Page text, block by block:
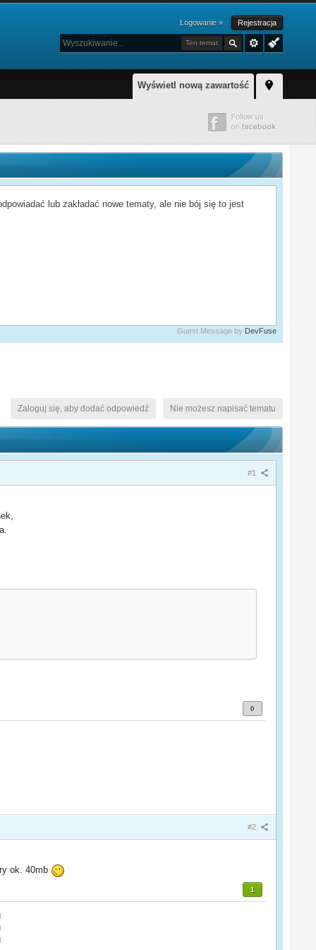
Logowanie » Rejestracja
Ten temat
Wyświetl nową zawartość
lub zakładać nowe tematy, ale nie bój się to jest
Guest Message by DevFuse
Nie możesz napisać tematu
Zaloguj się, aby dodać odpowiedź
#1
0
#2
ok. 40mb
1